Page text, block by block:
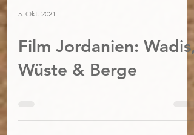
5. Okt. 2021
Film Jordanien: Wadis,
Wüste & Berge